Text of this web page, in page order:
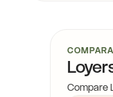
Compare